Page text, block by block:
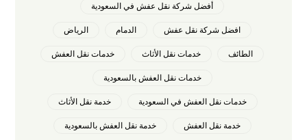
أفضل شركة نقل عفش في السعودية
افضل شركة نقل عفش الدمام الرياض
الطائف خدمات نقل الأثاث خدمات نقل العفش
خدمات نقل العفش بالسعودية
خدمات نقل العفش في السعودية خدمة نقل الأثاث
خدمة نقل العفش خدمة نقل العفش بالسعودية